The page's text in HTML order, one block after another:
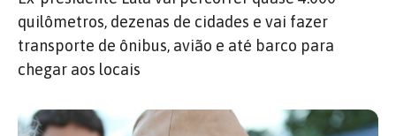
quilômetros, dezenas de cidades e vai fazer
transporte de ônibus, avião e até barco para
chegar aos locais